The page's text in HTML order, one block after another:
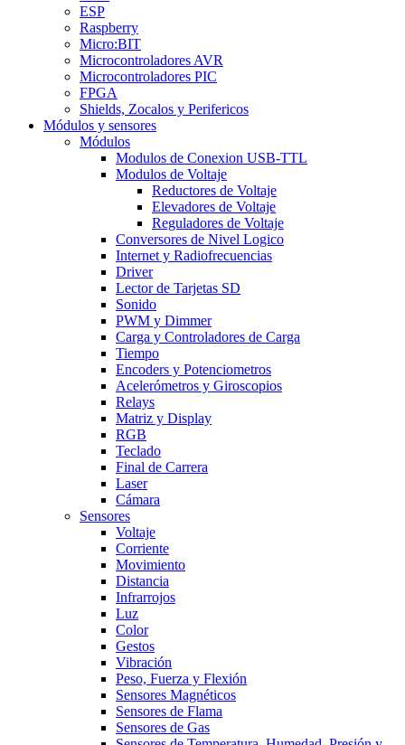
ESP
Raspberry
Micro:BIT
Microcontroladores AVR
Microcontroladores PIC
FPGA
Shields, Zocalos y Perifericos
Módulos y sensores
Módulos
Modulos de Conexion USB-TTL
Modulos de Voltaje
Reductores de Voltaje
Elevadores de Voltaje
Reguladores de Voltaje
Conversores de Nivel Logico
Internet y Radiofrecuencias
Driver
Lector de Tarjetas SD
Sonido
PWM y Dimmer
Carga y Controladores de Carga
Tiempo
Encoders y Potenciometros
Acelerómetros y Giroscopios
Relays
Matriz y Display
RGB
Teclado
Final de Carrera
Laser
Cámara
Sensores
Voltaje
Corriente
Movimiento
Distancia
Infrarrojos
Luz
Color
Gestos
Vibración
Peso, Fuerza y Flexión
Sensores Magnéticos
Sensores de Flama
Sensores de Gas